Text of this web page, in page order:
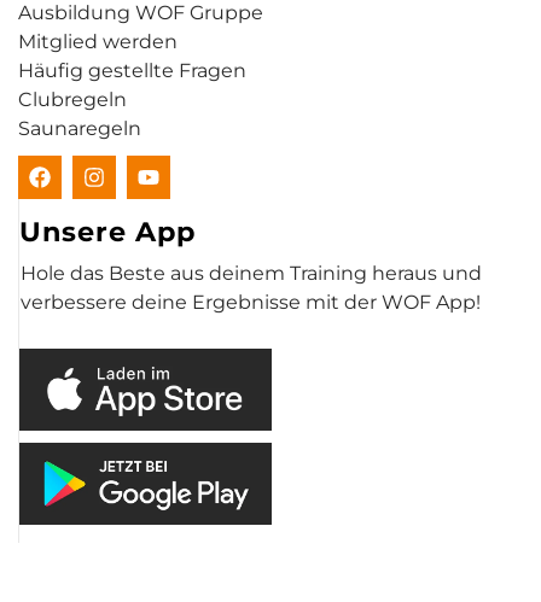
Ausbildung WOF Gruppe
Mitglied werden
Häufig gestellte Fragen
Clubregeln
Saunaregeln
Unsere App
Hole das Beste aus deinem Training heraus und
verbessere deine Ergebnisse mit der WOF App!